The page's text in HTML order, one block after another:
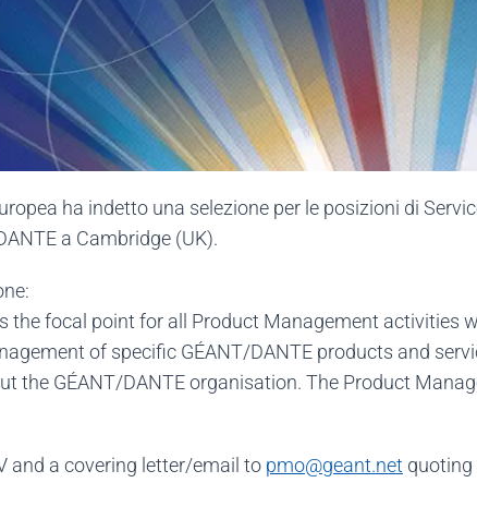
ha indetto una selezione per le posizioni di
a Cambridge (UK).
the focal point for all Product Management activities
of specific GÉANT/DANTE products and
the GÉANT/DANTE organisation. The Product
and a covering letter/email to pmo@geant.net quoting